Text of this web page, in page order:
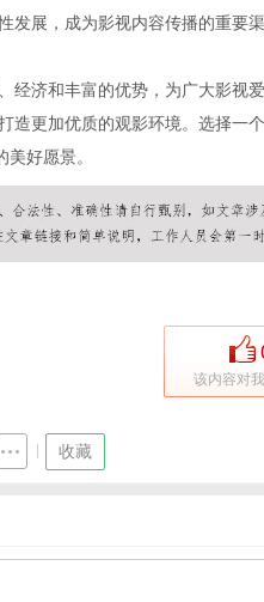
发展，成为影视内容传播的重要渠
经济和丰富的优势，为广大影视
造更加优质的观影环境。选择一
好愿景。
该内容对
收藏